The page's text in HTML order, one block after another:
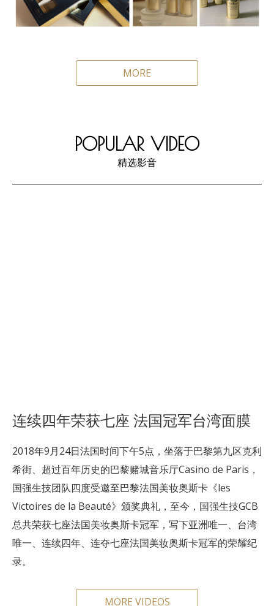
MORE
POPULAR VIDEO
精选影音
连续四年荣获七座 法国冠军台湾面膜
2018年9月24日法国时间下午5点，坐落于巴黎第九区克利
希街、超过百年历史的巴黎赌城音乐厅Casino de Paris，
国强生技团队四度受邀至巴黎法国美妆奥斯卡《les
Victoires de la Beauté》颁奖典礼，至今，国强生技GCB
总共荣获七座法国美妆奥斯卡冠军，写下亚洲唯一、台湾
唯一、连续四年、连夺七座法国美妆奥斯卡冠军的荣耀纪
录。
MORE VIDEOS